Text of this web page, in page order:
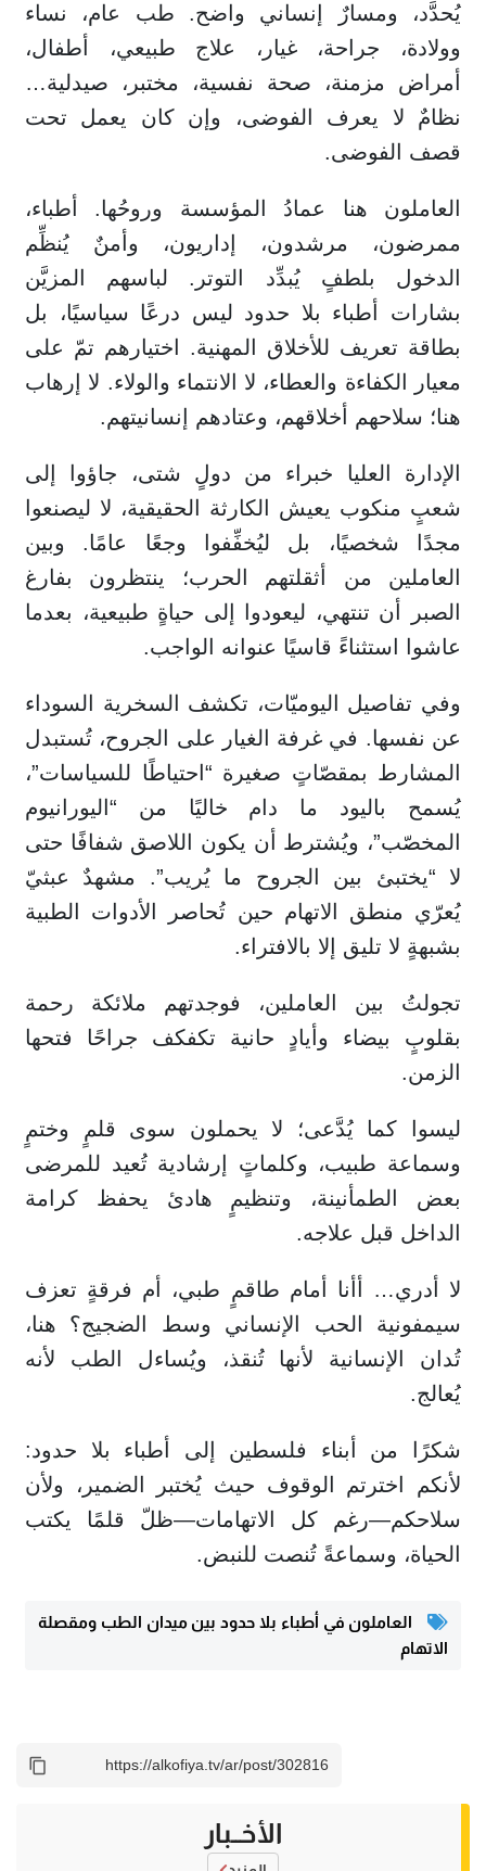
يُحدَّد، ومسارٌ إنساني واضح. طب عام، نساء
وولادة، جراحة، غيار، علاج طبيعي، أطفال،
أمراض مزمنة، صحة نفسية، مختبر، صيدلية…
نظامٌ لا يعرف الفوضى، وإن كان يعمل تحت
قصف الفوضى.
العاملون هنا عمادُ المؤسسة وروحُها. أطباء،
ممرضون، مرشدون، إداريون، وأمنٌ يُنظِّم
الدخول بلطفٍ يُبدِّد التوتر. لباسهم المزيَّن
بشارات أطباء بلا حدود ليس درعًا سياسيًا، بل
بطاقة تعريف للأخلاق المهنية. اختيارهم تمّ على
معيار الكفاءة والعطاء، لا الانتماء والولاء. لا إرهاب
هنا؛ سلاحهم أخلاقهم، وعتادهم إنسانيتهم.
الإدارة العليا خبراء من دولٍ شتى، جاؤوا إلى
شعبٍ منكوب يعيش الكارثة الحقيقية، لا ليصنعوا
مجدًا شخصيًا، بل ليُخفِّفوا وجعًا عامًا. وبين
العاملين من أثقلتهم الحرب؛ ينتظرون بفارغ
الصبر أن تنتهي، ليعودوا إلى حياةٍ طبيعية، بعدما
عاشوا استثناءً قاسيًا عنوانه الواجب.
وفي تفاصيل اليوميّات، تكشف السخرية السوداء
عن نفسها. في غرفة الغيار على الجروح، تُستبدل
المشارط بمقصّاتٍ صغيرة “احتياطًا للسياسات”،
يُسمح باليود ما دام خاليًا من “اليورانيوم
المخصّب”، ويُشترط أن يكون اللاصق شفافًا حتى
لا “يختبئ بين الجروح ما يُريب”. مشهدٌ عبثيّ
يُعرّي منطق الاتهام حين تُحاصر الأدوات الطبية
بشبهةٍ لا تليق إلا بالافتراء.
تجولتُ بين العاملين، فوجدتهم ملائكة رحمة
بقلوبٍ بيضاء وأيادٍ حانية تكفكف جراحًا فتحها
الزمن.
ليسوا كما يُدَّعى؛ لا يحملون سوى قلمٍ وختمٍ
وسماعة طبيب، وكلماتٍ إرشادية تُعيد للمرضى
بعض الطمأنينة، وتنظيمٍ هادئ يحفظ كرامة
الداخل قبل علاجه.
لا أدري… أأنا أمام طاقمٍ طبي، أم فرقةٍ تعزف
سيمفونية الحب الإنساني وسط الضجيج؟ هنا،
تُدان الإنسانية لأنها تُنقذ، ويُساءل الطب لأنه
يُعالج.
شكرًا من أبناء فلسطين إلى أطباء بلا حدود:
لأنكم اخترتم الوقوف حيث يُختبر الضمير، ولأن
سلاحكم—رغم كل الاتهامات—ظلّ قلمًا يكتب
الحياة، وسماعةً تُنصت للنبض.
العاملون في أطباء بلا حدود بين ميدان الطب ومقصلة
الاتهام
الأخــبار